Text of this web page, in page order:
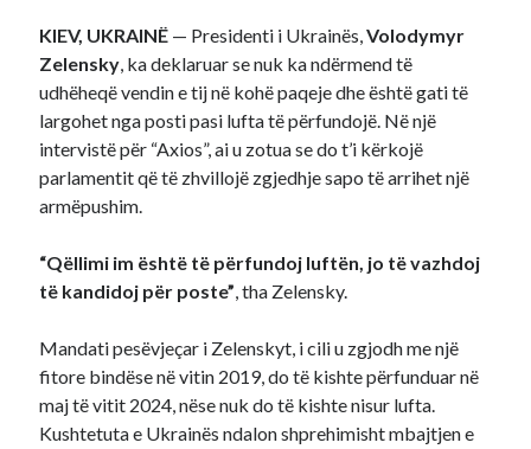
Recent Comments
A WordPress Commenter onHello world!
KIEV, UKRAINË — Presidenti i Ukrainës,Volodymyr
Zelensky, ka deklaruar se nuk ka ndërmend të
udhëheqë vendin e tij në kohë paqeje dhe është gati të
largohet nga posti pasi lufta të përfundojë. Në një
intervistë për “Axios”, ai u zotua se do t’i kërkojë
parlamentit që të zhvillojë zgjedhje sapo të arrihet një
armëpushim.
“Qëllimi im është të përfundoj luftën, jo të vazhdoj
të kandidoj për poste”, tha Zelensky.
Mandati pesëvjeçar i Zelenskyt, i cili u zgjodh me një
fitore bindëse në vitin 2019, do të kishte përfunduar në
maj të vitit 2024, nëse nuk do të kishte nisur lufta.
Kushtetuta e Ukrainës ndalon shprehimisht mbajtjen e